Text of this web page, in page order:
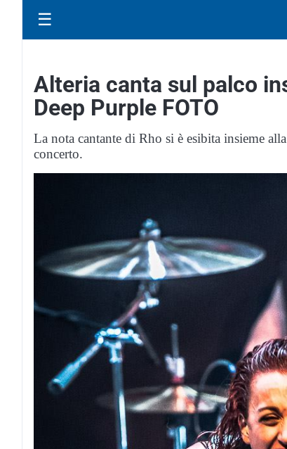
☰
Alteria canta sul palco
Deep Purple FOTO
La nota cantante di Rho si è esibita insieme
concerto.